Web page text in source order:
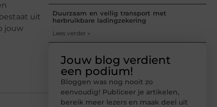
uit
jouw
Duurzaam en veilig transport met
herbruikbare ladingzekering
Lees verder »
Jouw blog verdient
een podium!
Bloggen was nog nooit zo
eenvoudig! Publiceer je artikelen,
bereik meer lezers en maak deel uit